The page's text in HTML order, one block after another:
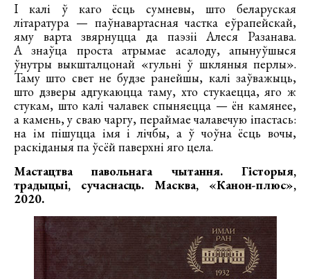
І калі ў каго ёсць сумневы, што беларуская
літаратура — паўнавартасная частка еўрапейскай,
яму варта звярнуцца да паэзіі Алеся Разанава.
А знаўца проста атрымае асалоду, апынуўшыся
ўнутры выкшталцонай «гульні ў шкляныя перлы».
Таму што свет не будзе ранейшы, калі заўважыць,
што дзверы адгукаюцца таму, хто стукаецца, яго ж
стукам, што калі чалавек спыняецца — ён камянее,
а камень, у сваю чаргу, пераймае чалавечую іпастась:
на ім пішуцца імя і лічбы, а ў чоўна ёсць вочы,
раскіданыя па ўсёй паверхні яго цела.
Мастацтва павольнага чытання. Гісторыя,
традыцыі, сучаснасць. Масква, «Канон-плюс»,
2020.